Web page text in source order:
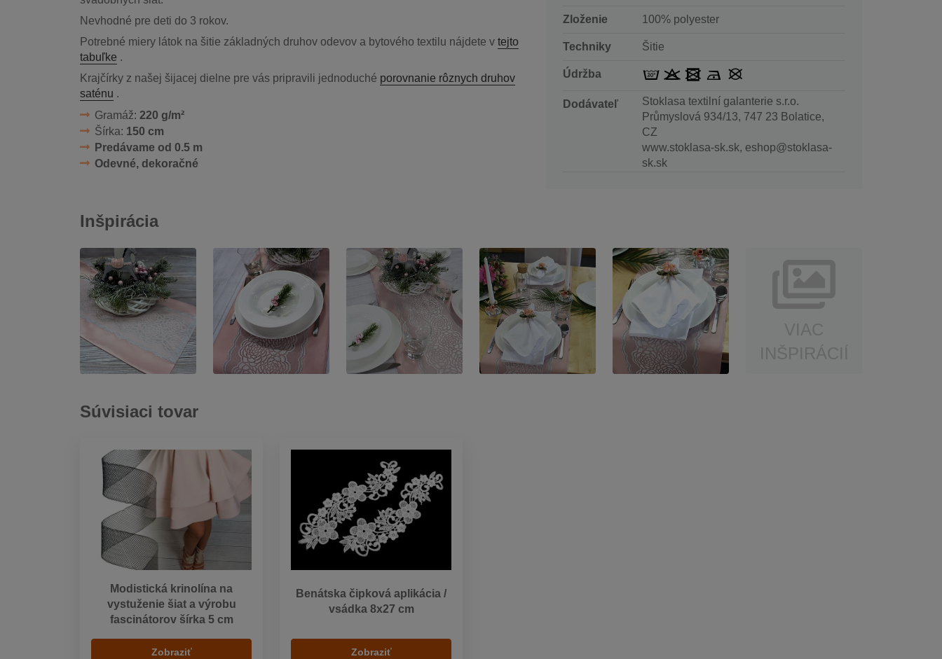
Nevhodné pre deti do 3 rokov.
Potrebné miery látok na šitie základných druhov odevov a bytového textilu nájdete v tejto
tabuľke .
Krajčírky z našej šijacej dielne pre vás pripravili jednoduché porovnanie rôznych druhov
saténu .
Gramáž: 220 g/m²
Šírka: 150 cm
Predávame od 0.5 m
Odevné, dekoračné
Zloženie 100% polyester
Techniky Šitie
Údržba
Dodávateľ
Stoklasa textilní galanterie s.r.o.
Průmyslová 934/13, 747 23 Bolatice,
CZ
www.stoklasa-sk.sk, eshop@stoklasa-
sk.sk
Inšpirácia
Súvisiaci tovar
Modistická krinolína na
vystuženie šiat a výrobu
fascinátorov šírka 5 cm
Zobraziť
Benátska čipková aplikácia /
vsádka 8x27 cm
Zobraziť